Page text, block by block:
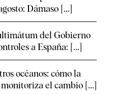
Dámaso [...]
del Gobierno
a España: [...]
océanos: cómo la
el cambio [...]